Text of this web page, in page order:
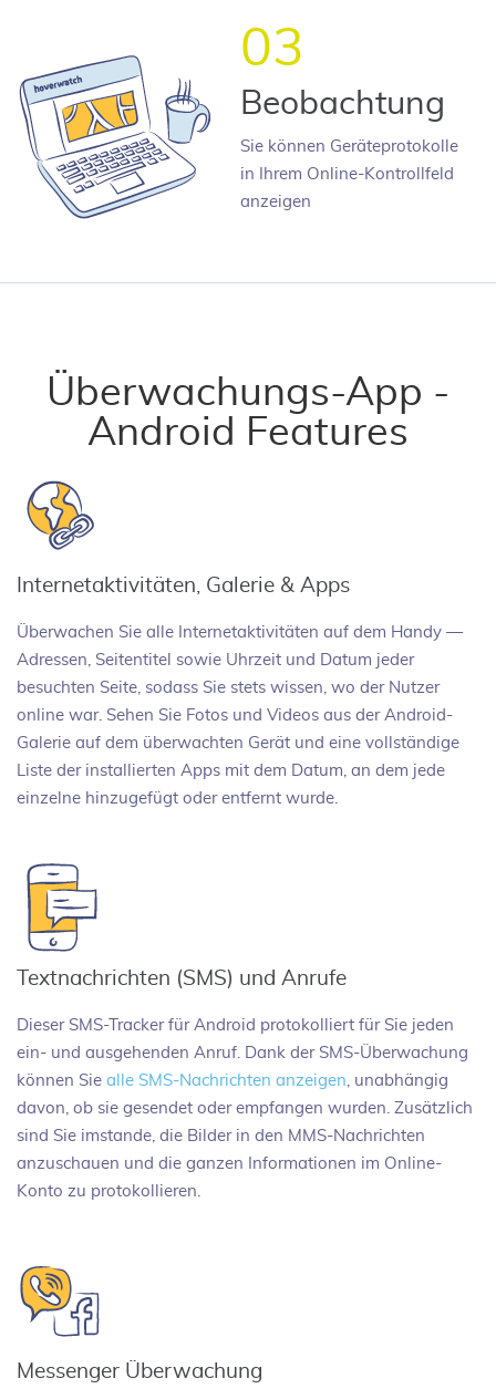
03
Beobachtung
Sie können Geräteprotokolle
in Ihrem Online-Kontrollfeld
anzeigen
Überwachungs-App -
Android Features
Internetaktivitäten, Galerie & Apps
Überwachen Sie alle Internetaktivitäten auf dem Handy —
Adressen, Seitentitel sowie Uhrzeit und Datum jeder
besuchten Seite, sodass Sie stets wissen, wo der Nutzer
online war. Sehen Sie Fotos und Videos aus der Android-
Galerie auf dem überwachten Gerät und eine vollständige
Liste der installierten Apps mit dem Datum, an dem jede
einzelne hinzugefügt oder entfernt wurde.
Textnachrichten (SMS) und Anrufe
Dieser SMS-Tracker für Android protokolliert für Sie jeden
ein- und ausgehenden Anruf. Dank der SMS-Überwachung
können Sie alle SMS-Nachrichten anzeigen , unabhängig
davon, ob sie gesendet oder empfangen wurden. Zusätzlich
sind Sie imstande, die Bilder in den MMS-Nachrichten
anzuschauen und die ganzen Informationen im Online-
Konto zu protokollieren.
Messenger Überwachung